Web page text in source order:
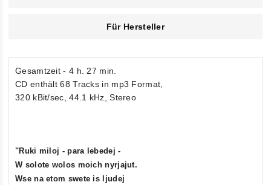
Für Hersteller
Gesamtzeit - 4 h. 27 min.
CD enthält 68 Tracks in mp3 Format,
320 kBit/sec, 44.1 kHz, Stereo
"Ruki miloj - para lebedej -
W solote wolos moich nyrjajut.
Wse na etom swete is ljudej